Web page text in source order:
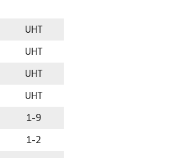
UHT
UHT
UHT
UHT
1-9
1-2